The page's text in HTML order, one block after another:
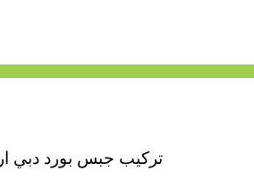
تركيب جبس بورد دبي